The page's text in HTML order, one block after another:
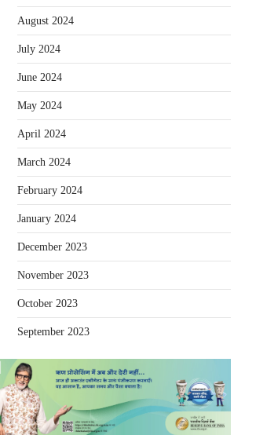
August 2024
July 2024
June 2024
May 2024
April 2024
March 2024
February 2024
January 2024
December 2023
November 2023
October 2023
September 2023